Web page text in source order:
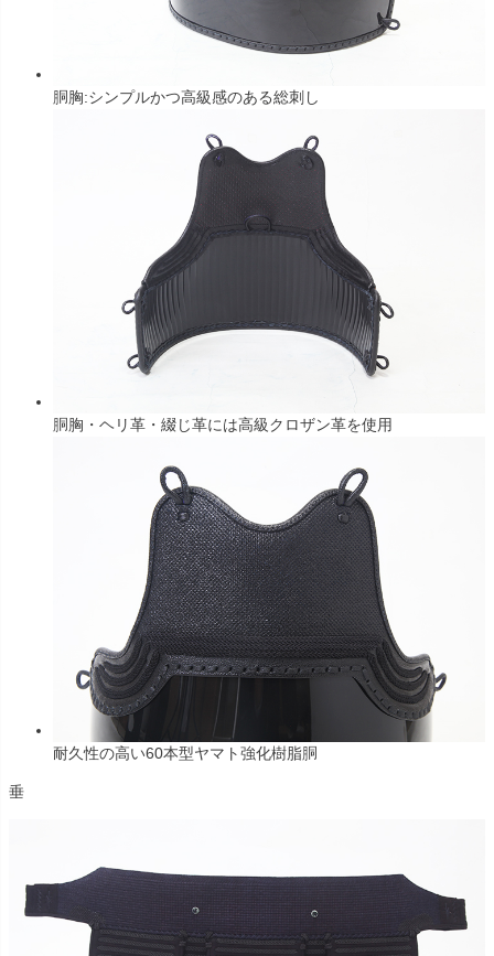
胴胸:シンプルかつ高級感のある総刺し
胴胸・ヘリ革・綴じ革には高級クロザン革を使用
耐久性の高い60本型ヤマト強化樹脂胴
垂